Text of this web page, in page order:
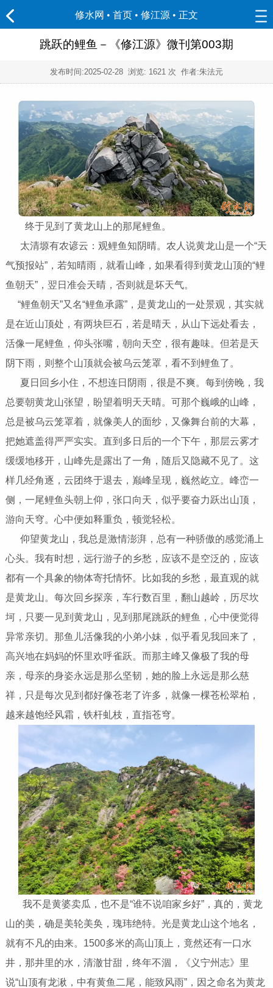
修水网 • 首页 • 修江源 • 正文
跳跃的鲤鱼－《修江源》微刊第003期
发布时间:2025-02-28 浏览: 1621 次 作者:朱法元
终于见到了黄龙山上的那尾鲤鱼。
太清塬有农谚云：观鲤鱼知阴晴。农人说黄龙山是一个“天
气预报站”，若知晴雨，就看山峰，如果看得到黄龙山顶的“鲤
鱼朝天”，翌日准会天晴，否则就是坏天气。
“鲤鱼朝天”又名“鲤鱼承露”，是黄龙山的一处景观，其实就
是在近山顶处，有两块巨石，若是晴天，从山下远处看去，
活像一尾鲤鱼，仰头张嘴，朝向天空，很有趣味。但若是天
阴下雨，则整个山顶就会被乌云笼罩，看不到鲤鱼了。
夏日回乡小住，不想连日阴雨，很是不爽。每到傍晚，我
总要朝黄龙山张望，盼望着明天天晴。可那个巍峨的山峰，
总是被乌云笼罩着，就像美人的面纱，又像舞台前的大幕，
把她遮盖得严严实实。直到多日后的一个下午，那层云雾才
缓缓地移开，山峰先是露出了一角，随后又隐藏不见了。这
样几经角逐，云团终于退去，巅峰呈现，巍然屹立。峰峦一
侧，一尾鲤鱼头朝上仰，张口向天，似乎要奋力跃出山顶，
游向天穹。心中便如释重负，顿觉轻松。
仰望黄龙山，我总是激情澎湃，总有一种骄傲的感觉涌上
心头。我有时想，远行游子的乡愁，应该不是空泛的，应该
都有一个具象的物体寄托情怀。比如我的乡愁，最直观的就
是黄龙山。每次回乡探亲，车行数百里，翻山越岭，历尽坎
坷，只要一见到黄龙山，见到那尾跳跃的鲤鱼，心中便觉得
异常亲切。那鱼儿活像我的小弟小妹，似乎看见我回来了，
高兴地在妈妈的怀里欢呼雀跃。而那主峰又像极了我的母
亲，母亲的身姿永远是那么坚韧，她的脸上永远是那么慈
祥，只是每次见到都好像苍老了许多，就像一棵苍松翠柏，
越来越饱经风霜，铁杆虬枝，直指苍穹。
我不是黄婆卖瓜，也不是“谁不说咱家乡好”，真的，黄龙
山的美，确是美轮美奂，瑰玮绝特。光是黄龙山这个地名，
就有不凡的由来。1500多米的高山顶上，竟然还有一口水
井，那井里的水，清澈甘甜，终年不涸，《义宁州志》里
说“山顶有龙湫，中有黄鱼二尾，能致风雨”，因之命名为黄龙